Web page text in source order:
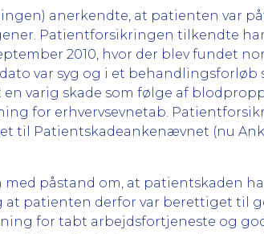
anerkendte, at patienten var
Patientforsikringen tilkendte
2010, hvor der blev fundet
var syg og i et
varig skade som følge af
for erhvervsevnetab.
til Patientskadeankenævnet (nu
påstand om, at patientskaden
patienten derfor var berettiget til
for tabt arbejdsfortjeneste og